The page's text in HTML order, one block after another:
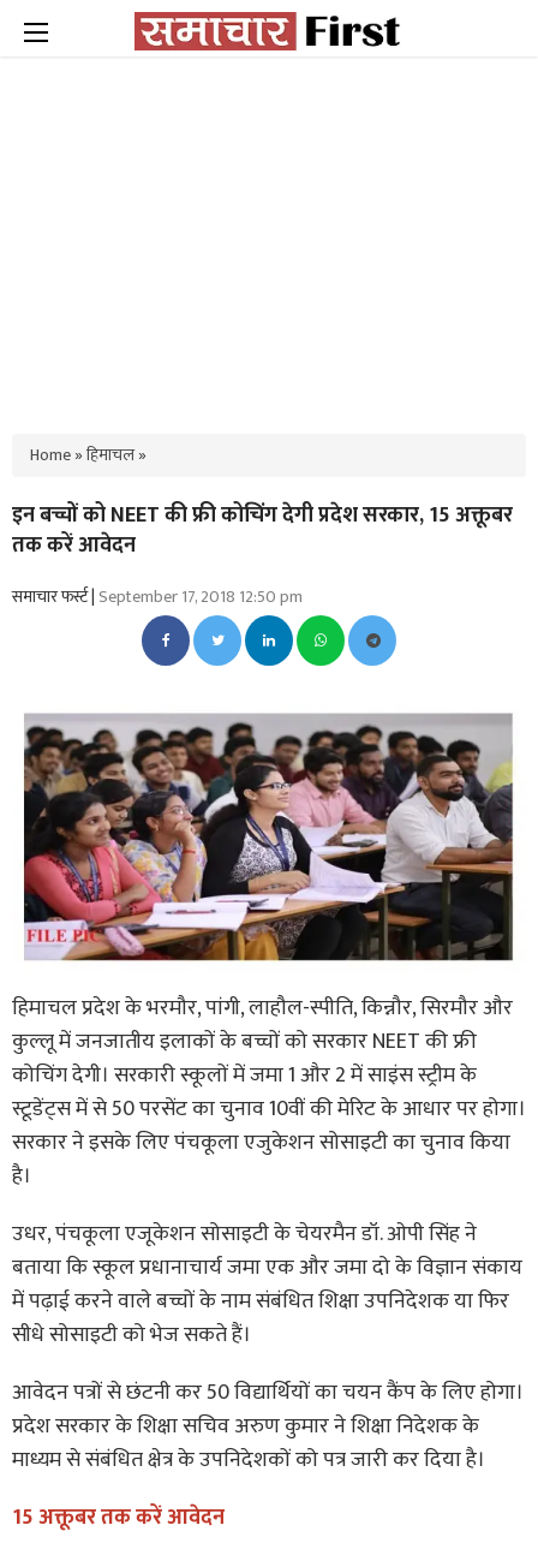
Home»हिमाचल»
इन बच्चों को NEET की फ्री कोचिंग देगी प्रदेश सरकार, 15 अक्तूबर
तक करें आवेदन
समाचार फर्स्ट |September 17, 2018 12:50 pm
हिमाचल प्रदेश के भरमौर, पांगी, लाहौल-स्पीति, किन्नौर, सिरमौर और
कुल्लू में जनजातीय इलाकों के बच्चों को सरकार NEET की फ्री
कोचिंग देगी। सरकारी स्कूलों में जमा 1 और 2 में साइंस स्ट्रीम के
स्टूडेंट्स में से 50 परसेंट का चुनाव 10वीं की मेरिट के आधार पर होगा।
सरकार ने इसके लिए पंचकूला एजुकेशन सोसाइटी का चुनाव किया
है।
उधर, पंचकूला एजूकेशन सोसाइटी के चेयरमैन डॉ. ओपी सिंह ने
बताया कि स्कूल प्रधानाचार्य जमा एक और जमा दो के विज्ञान संकाय
में पढ़ाई करने वाले बच्चों के नाम संबंधित शिक्षा उपनिदेशक या फिर
सीधे सोसाइटी को भेज सकते हैं।
आवेदन पत्रों से छंटनी कर 50 विद्यार्थियों का चयन कैंप के लिए होगा।
प्रदेश सरकार के शिक्षा सचिव अरुण कुमार ने शिक्षा निदेशक के
माध्यम से संबंधित क्षेत्र के उपनिदेशकों को पत्र जारी कर दिया है।
15 अक्तूबर तक करें आवेदन